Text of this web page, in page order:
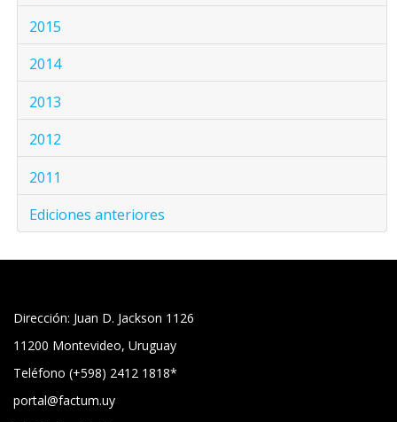
2015
2014
2013
2012
2011
Ediciones anteriores
Dirección: Juan D. Jackson 1126
11200 Montevideo, Uruguay
Teléfono (+598) 2412 1818*
portal@factum.uy